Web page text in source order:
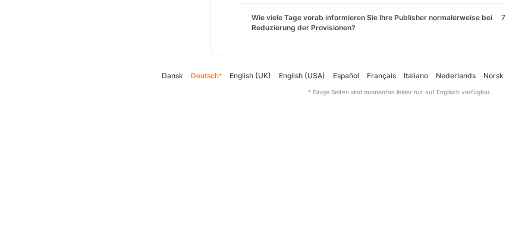
Wie viele Tage vorab informieren Sie Ihre Publisher normalerweise bei
Reduzierung der Provisionen?
7
Dansk Deutsch* English (UK) English (USA) Español Français Italiano Nederlands Norsk
* Einige Seiten sind momentan leider nur auf Englisch verfügbar.